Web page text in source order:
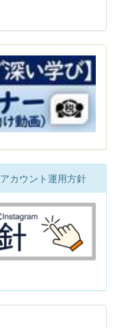
カウント運用方針